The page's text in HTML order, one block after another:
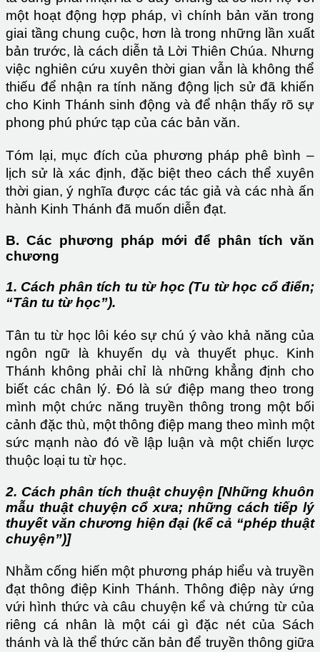
một hoạt động hợp pháp, vì chính bản văn trong
giai tầng chung cuộc, hơn là trong những lần xuất
bản trước, là cách diễn tả Lời Thiên Chúa. Nhưng
việc nghiên cứu xuyên thời gian vẫn là không thể
thiếu để nhận ra tính năng động lịch sử đã khiến
cho Kinh Thánh sinh động và để nhận thấy rõ sự
phong phú phức tạp của các bản văn.
Tóm lại, mục đích của phương pháp phê bình –
lịch sử là xác định, đặc biệt theo cách thể xuyên
thời gian, ý nghĩa được các tác giả và các nhà ấn
hành Kinh Thánh đã muốn diễn đạt.
B. Các phương pháp mới để phân tích văn
chương
1. Cách phân tích tu từ học (Tu từ học cổ điển;
“Tân tu từ học”).
Tân tu từ học lôi kéo sự chú ý vào khả năng của
ngôn ngữ là khuyến dụ và thuyết phục. Kinh
Thánh không phải chỉ là những khẳng định cho
biết các chân lý. Đó là sứ điệp mang theo trong
mình một chức năng truyền thông trong một bối
cảnh đặc thù, một thông điệp mang theo mình một
sức mạnh nào đó về lập luận và một chiến lược
thuộc loại tu từ học.
2. Cách phân tích thuật chuyện [Những khuôn
mẫu thuật chuyện cổ xưa; những cách tiếp lý
thuyết văn chương hiện đại (kể cả “phép thuật
chuyện”)]
Nhằm cống hiến một phương pháp hiểu và truyền
đạt thông điệp Kinh Thánh. Thông điệp này ứng
vứi hình thức và câu chuyện kể và chứng từ của
riêng cá nhân là một cái gì đặc nét của Sách
thánh và là thể thức căn bản để truyền thông giữa